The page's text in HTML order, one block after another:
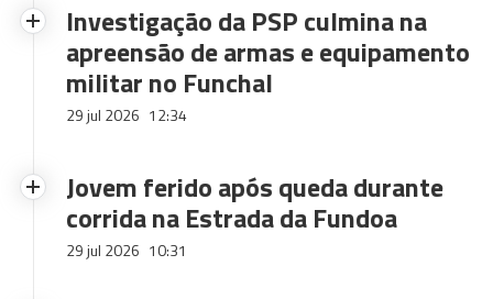
Investigação da PSP culmina na
apreensão de armas e equipamento
militar no Funchal
29 jul 2026 12:34
Jovem ferido após queda durante
corrida na Estrada da Fundoa
29 jul 2026 10:31